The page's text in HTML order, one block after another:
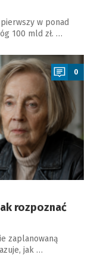
w ponad
100 mld zł. …
0
rozpoznać
zaplanowaną
jak …